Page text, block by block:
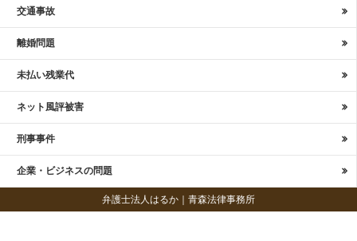
交通事故
離婚問題
未払い残業代
ネット風評被害
刑事事件
企業・ビジネスの問題
弁護士法人はるか｜青森法律事務所